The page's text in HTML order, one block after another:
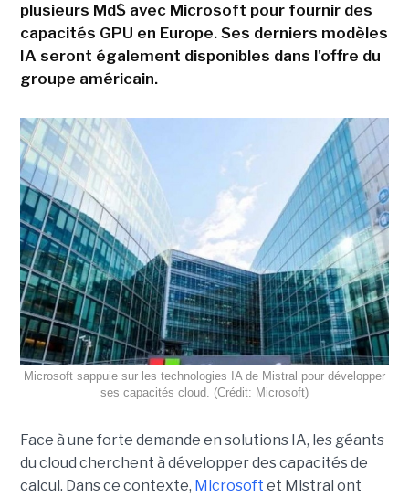
plusieurs Md$ avec Microsoft pour fournir des
capacités GPU en Europe. Ses derniers modèles
IA seront également disponibles dans l'offre du
groupe américain.
Microsoft sappuie sur les technologies IA de Mistral pour développer
ses capacités cloud. (Crédit: Microsoft)
Face à une forte demande en solutions IA, les géants
du cloud cherchent à développer des capacités de
calcul. Dans ce contexte, Microsoft et Mistral ont